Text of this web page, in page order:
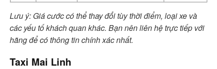
Lưu ý: Giá cước có thể thay đổi tùy thời điểm, loại xe và
các yếu tố khách quan khác. Bạn nên liên hệ trực tiếp với
hãng để có thông tin chính xác nhất.
Taxi Mai Linh